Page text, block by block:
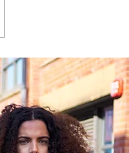
que inspirou
têxtil: a
história do